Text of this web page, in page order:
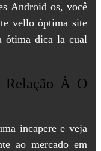
Android os, você
vello óptima site
ótima dica la cual
Relação À O
incapere e veja
ao mercado em